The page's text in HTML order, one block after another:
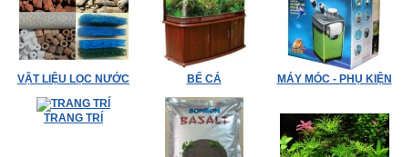
VẬT LIỆU LỌC NƯỚC BỂ CÁ MÁY MÓC - PHỤ KIỆN
TRANG TRÍ